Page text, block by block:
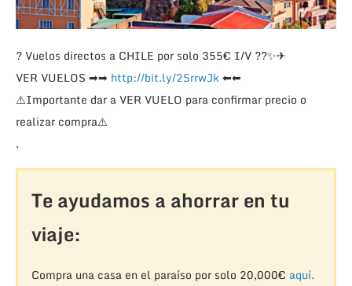
?Vuelos directos a CHILE por solo 355€ I/V ??✨✈
VER VUELOS ➡➡ http://bit.ly/2SrrwJk⬅⬅
⚠️Importante dar a VER VUELO para confirmar precio o
realizar compra⚠️
.
Te ayudamos a ahorrar en tu
viaje:
Compra una casa en el paraíso por solo 20,000€ aquí.